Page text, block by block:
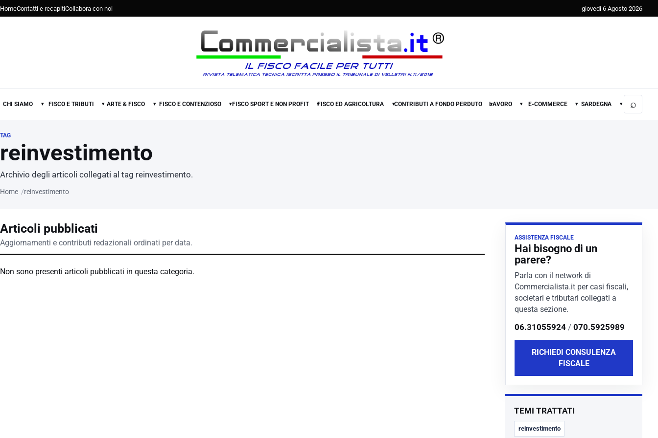
HomeContatti e recapitiCollabora con noi giovedì 6 Agosto 2026
CHI SIAMO ▾ FISCO E TRIBUTI ▾ ARTE & FISCO ▾ FISCO E CONTENZIOSO ▾FISCO SPORT E NON PROFIT ▾
FISCO ED AGRICOLTURA ▾CONTRIBUTI A FONDO PERDUTO ▾
LAVORO ▾ E-COMMERCE ▾ SARDEGNA ▾ ⌕
TAG
reinvestimento
Archivio degli articoli collegati al tag reinvestimento.
Home reinvestimento
Articoli pubblicati
Aggiornamenti e contributi redazionali ordinati per data.
Non sono presenti articoli pubblicati in questa categoria.
ASSISTENZA FISCALE
Hai bisogno di un
parere?
Parla con il network di
Commercialista.it per casi fiscali,
societari e tributari collegati a
questa sezione.
06.31055924 / 070.5925989
RICHIEDI CONSULENZA
FISCALE
TEMI TRATTATI
reinvestimento